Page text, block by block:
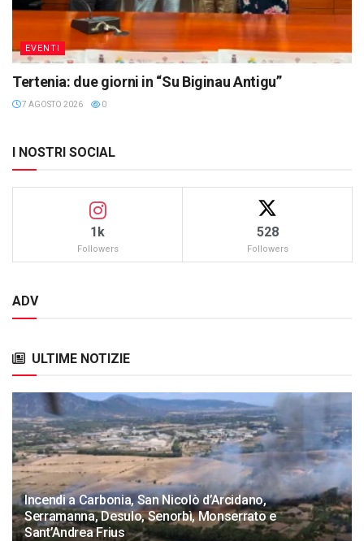
EVENTI
Tertenia: due giorni in “Su Biginau Antigu”
7 AGOSTO 2026 0
I NOSTRI SOCIAL
1k
Followers
528
Followers
ADV
ULTIME NOTIZIE
Incendi a Carbonia, San Nicolò d’Arcidano,
Serramanna, Desulo, Senorbì, Monserrato e
Sant’Andrea Frius